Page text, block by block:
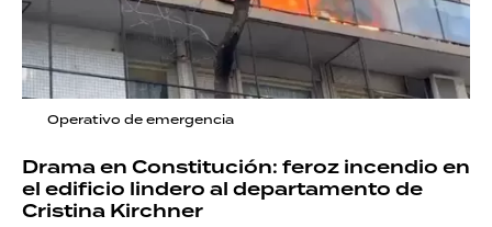
Operativo de emergencia
Drama en Constitución: feroz incendio en
el edificio lindero al departamento de
Cristina Kirchner